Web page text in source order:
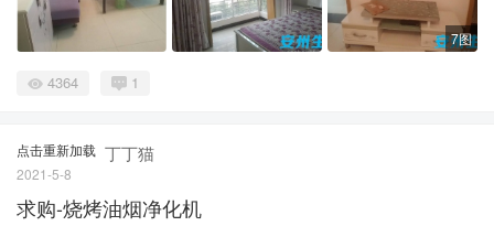
7图
4364 1
点击重新加载 丁丁猫
2021-5-8
求购-烧烤油烟净化机